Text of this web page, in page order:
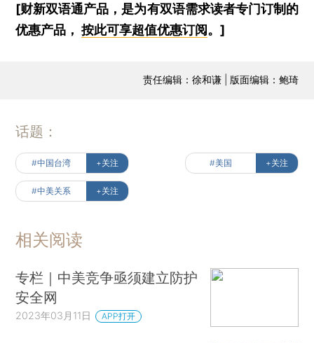
[财新双语通产品，是为有双语需求读者专门订制的
优惠产品，按此可享超值优惠订阅。]
责任编辑：徐和谦 | 版面编辑：鲍琦
话题：
#中国台湾 +关注 #美国 +关注
#中美关系 +关注
相关阅读
专栏｜中美竞争亟须建立防护
安全网
2023年03月11日 APP打开